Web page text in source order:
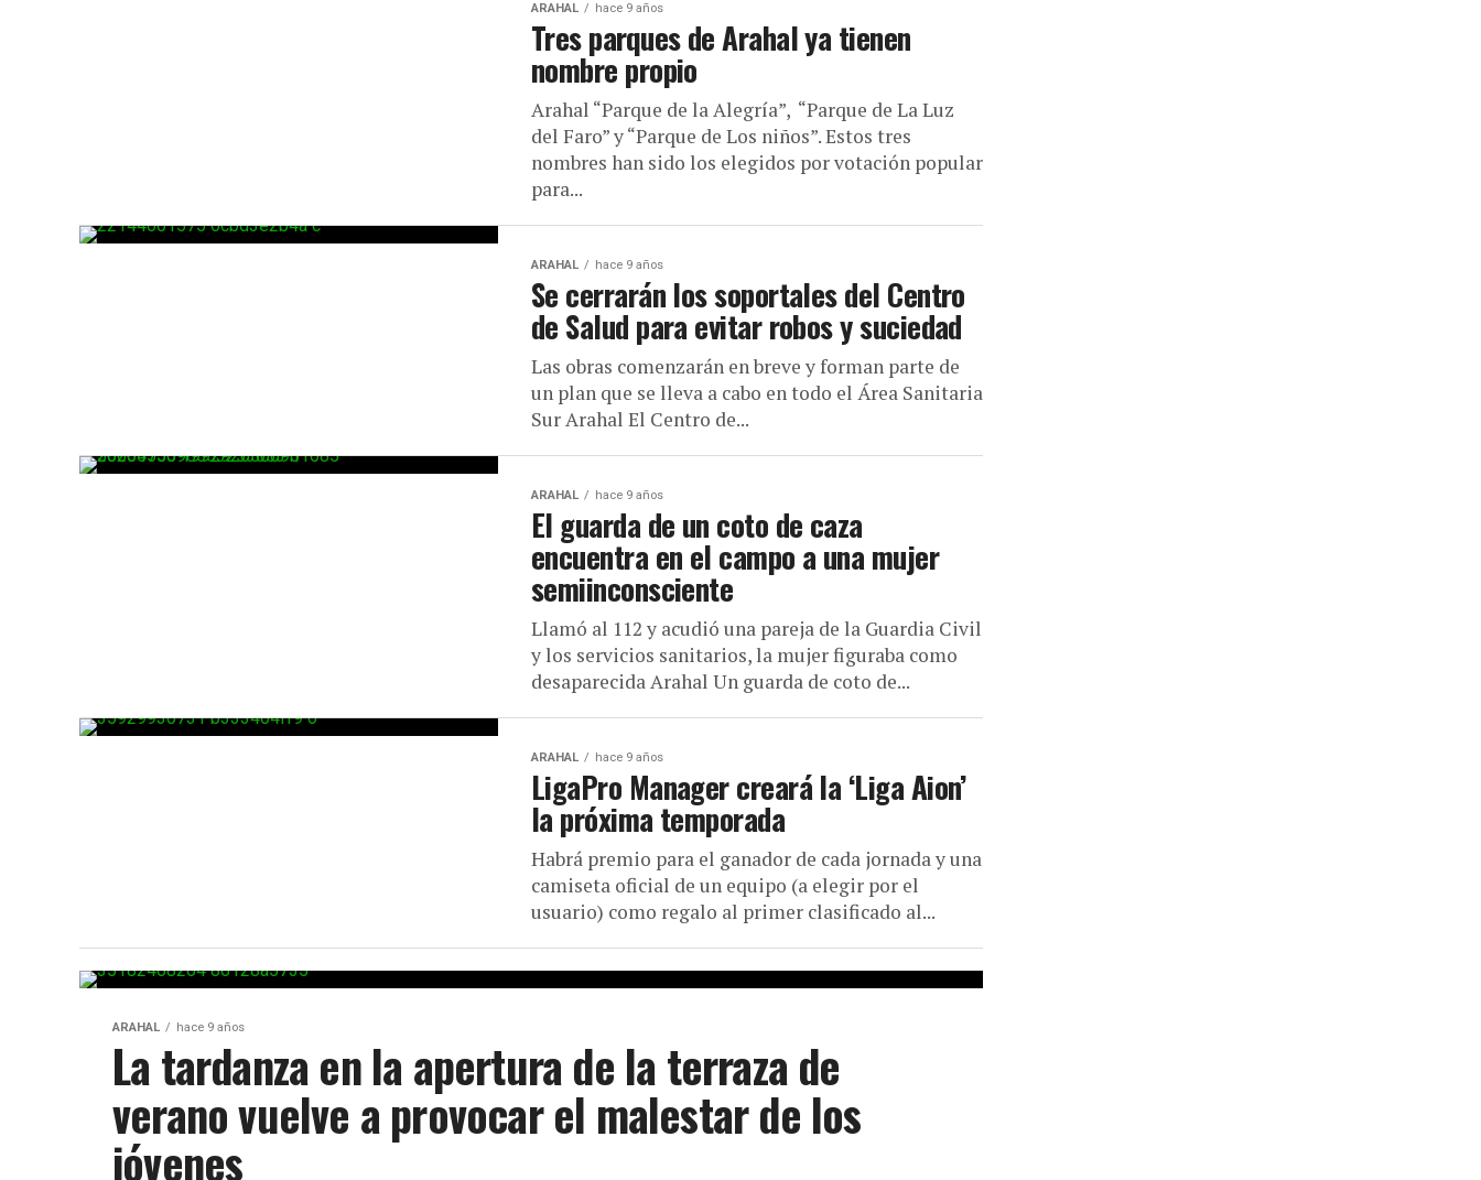
ARAHAL hace 9 años
Tres parques de Arahal ya tienen
nombre propio
Arahal “Parque de la Alegría”, “Parque de La Luz
del Faro” y “Parque de Los niños”. Estos tres
nombres han sido los elegidos por votación popular
para...
ARAHAL hace 9 años
Se cerrarán los soportales del Centro
de Salud para evitar robos y suciedad
Las obras comenzarán en breve y forman parte de
un plan que se lleva a cabo en todo el Área Sanitaria
Sur Arahal El Centro de...
ARAHAL hace 9 años
El guarda de un coto de caza
encuentra en el campo a una mujer
semiinconsciente
Llamó al 112 y acudió una pareja de la Guardia Civil
y los servicios sanitarios, la mujer figuraba como
desaparecida Arahal Un guarda de coto de...
ARAHAL hace 9 años
LigaPro Manager creará la ‘Liga Aion’
la próxima temporada
Habrá premio para el ganador de cada jornada y una
camiseta oficial de un equipo (a elegir por el
usuario) como regalo al primer clasificado al...
ARAHAL hace 9 años
La tardanza en la apertura de la terraza de
verano vuelve a provocar el malestar de los
jóvenes